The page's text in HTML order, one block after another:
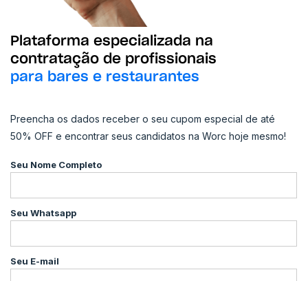
Plataforma especializada na
contratação de profissionais
para bares e restaurantes
Preencha os dados receber o seu cupom especial de até
50% OFF e encontrar seus candidatos na Worc hoje mesmo!
Seu Nome Completo
Seu Whatsapp
Seu E-mail